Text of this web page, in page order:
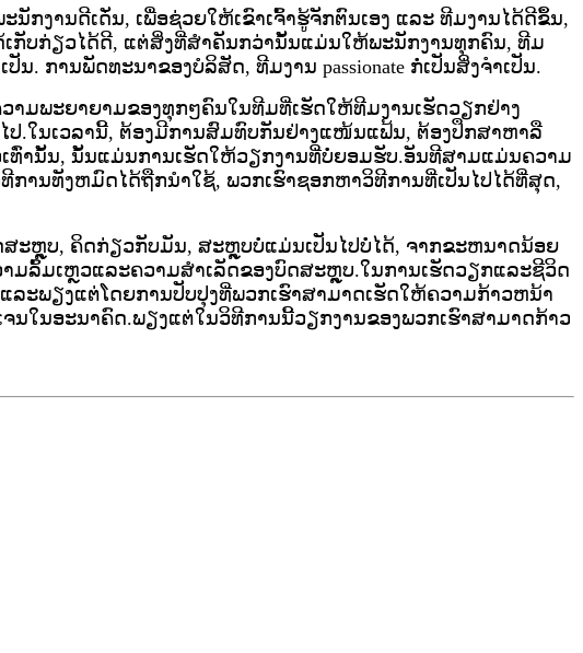
ກງານດີເດັ່ນ, ເພື່ອຊ່ວຍໃຫ້ເຂົາເຈົ້າຮູ້ຈັກຕົນເອງ ແລະ ທີມງານໄດ້ດີຂຶ້ນ,
ກັບກ່ຽວໄດ້ດີ, ແຕ່ສິ່ງທີ່ສຳຄັນກວ່ານັ້ນແມ່ນໃຫ້ພະນັກງານທຸກຄົນ, ທີມ
ການພັດທະນາຂອງບໍລິສັດ, ທີມງານ passionate ກໍ່ເປັນສິ່ງຈໍາເປັນ.
ມພະຍາຍາມຂອງທຸກໆຄົນໃນທີມທີ່ເຮັດໃຫ້ທີມງານເຮັດວຽກຢ່າງ
.​ໃນ​ເວລາ​ນີ້, ຕ້ອງ​ມີ​ການ​ສົມທົບ​ກັນ​ຢ່າງ​ແໜ້ນ​ແຟ້ນ, ຕ້ອງ​ປຶກສາ​ຫາລື
ທົ່າ​ນັ້ນ, ນັ້ນ​ແມ່ນ​ການ​ເຮັດ​ໃຫ້​ວຽກ​ງານ​ທີ່​ບໍ່​ຍອມ​ຮັບ.ອັນທີສາມແມ່ນຄວາມ
ານທັງຫມົດໄດ້ຖືກນໍາໃຊ້, ພວກເຮົາຊອກຫາວິທີການທີ່ເປັນໄປໄດ້ທີ່ສຸດ,
ະຫຼຸບ, ຄິດກ່ຽວກັບມັນ, ສະຫຼຸບບໍ່ແມ່ນເປັນໄປບໍ່ໄດ້, ຈາກຂະຫນາດນ້ອຍ
ມລົ້ມເຫຼວແລະຄວາມສໍາເລັດຂອງບົດສະຫຼຸບ.ໃນການເຮັດວຽກແລະຊີວິດ
ະ​ພຽງ​ແຕ່​ໂດຍ​ການ​ປັບ​ປຸງ​ທີ່​ພວກ​ເຮົາ​ສາ​ມາດ​ເຮັດ​ໃຫ້​ຄວາມ​ກ້າວ​ຫນ້າ​
ໃນອະນາຄົດ.ພຽງ​ແຕ່​ໃນ​ວິ​ທີ​ການ​ນີ້​ວຽກ​ງານ​ຂອງ​ພວກ​ເຮົາ​ສາ​ມາດ​ກ້າວ​